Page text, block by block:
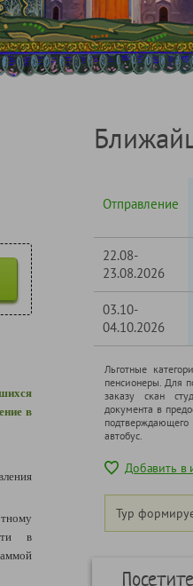
в
в
Отправление
22.08-
23.08.2026
03.10-
04.10.2026
Льготные
пенсионеры. Для
заказу скан
документа в
автобус.
Добавить в
Тур
Посетите